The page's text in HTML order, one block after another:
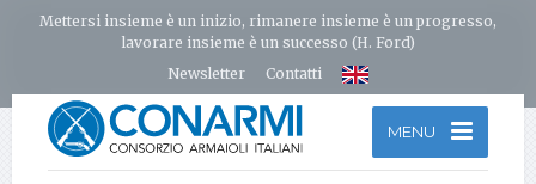
Mettersi insieme è un inizio, rimanere insieme è un progresso,
lavorare insieme è un successo (H. Ford)
Newsletter
Contatti
MENU